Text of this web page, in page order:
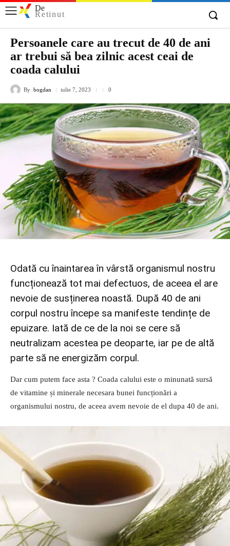
De
Retinut
Persoanele care au trecut de 40 de ani
ar trebui să bea zilnic acest ceai de
coada calului
By bogdan iulie 7, 2023 0
Odată cu înaintarea în vârstă organismul nostru
funcționează tot mai defectuos, de aceea el are
nevoie de susținerea noastă. După 40 de ani
corpul nostru începe sa manifeste tendințe de
epuizare. Iată de ce de la noi se cere să
neutralizam acestea pe deoparte, iar pe de altă
parte să ne energizăm corpul.
Dar cum putem face asta ? Coada calului este o minunată sursă
de vitamine și minerale necesara bunei funcționări a
organismului nostru, de aceea avem nevoie de el dupa 40 de ani.